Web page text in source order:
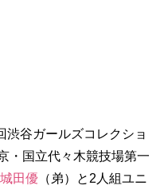
谷ガールズコレクショ
・国立代々木競技場第一
城田優（弟）と2人組ユニ